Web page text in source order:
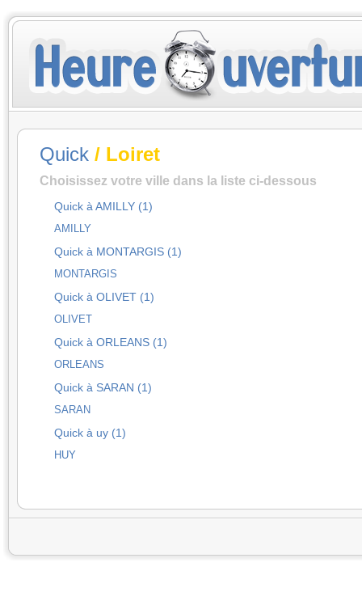
Quick / Loiret
Choisissez votre ville dans la liste ci-dessous
Quick à AMILLY (1)
AMILLY
Quick à MONTARGIS (1)
MONTARGIS
Quick à OLIVET (1)
OLIVET
Quick à ORLEANS (1)
ORLEANS
Quick à SARAN (1)
SARAN
Quick à uy (1)
HUY